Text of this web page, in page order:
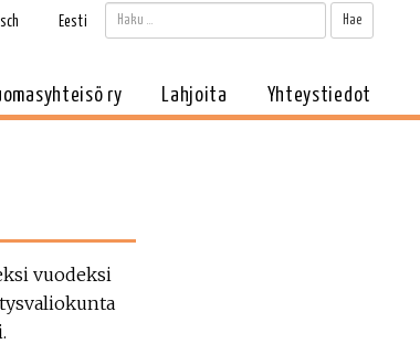
Haku:
Eesti
ry Lahjoita Yhteystiedot
vuodeksi